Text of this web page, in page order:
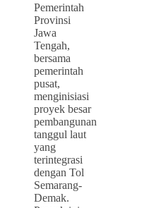
Pemerintah
Provinsi
Jawa
Tengah,
bersama
pemerintah
pusat,
menginisiasi
proyek besar
pembangunan
tanggul laut
yang
terintegrasi
dengan Tol
Semarang-
Demak.